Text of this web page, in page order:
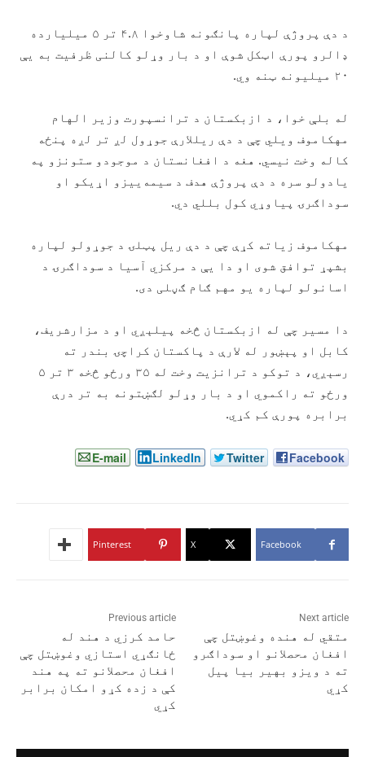
د دې پروژې لپاره پانګونه شاوخوا ۴.۸ تر ۵ میلیارده
ډالرو پورې اټکل شوې او د بار وړلو کالنی ظرفیت به یې
۲۰ میلیونه ټنه وي.
له بلې خوا، د ازبکستان د ترانسپورت وزیر الهام
مهکاموف ویلي چې د دې ریللارې جوړول لږ تر لږه پنځه
کاله وخت نیسي. هغه د افغانستان د موجودو ستونزو په
یادولو سره د دې پروژې هدف د سیمه‌ییزو اړیکو او
سوداګرۍ پیاوړي کول بللي دي.
مهکاموف زیاته کړې چې د دې ریل پټلۍ د جوړولو لپاره
بشپړ توافق شوی او دا یې د مرکزي آسیا د سوداګرۍ د
اسانولو لپاره یو مهم ګام ګڼلی دی.
دا مسیر چې له ازبکستان څخه پیلېږي او د مزارشریف،
کابل او پېښور له لارې د پاکستان کراچۍ بندر ته
رسېږي، د توکو د ترانزیت وخت له ۳۵ ورځو څخه ۳ تر ۵
ورځو ته راکموي او د بار وړلو لګښتونه به تر درې
برابره پورې کم کړي.
Facebook
Twitter
LinkedIn
E-mail
Facebook
X
Pinterest
Previous article
حامد کرزي د هند له
ځانګړي استازي وغوښتل چې
افغان محصلانو ته په هند
کې د زده کړو امکان برابر
کړي
Next article
متقي له هنده وغوښتل چې
افغان محصلانو او سوداګرو
ته د ویزو بهیر بیا پیل
کړي